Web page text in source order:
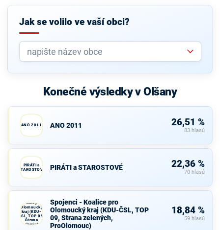
Jak se volilo ve vaší obci?
Konečné výsledky v Olšany
ANO 2011 ANO 2011 26,51 %
83 hlasů
PIRÁTI a
STAROSTOVÉ
PIRÁTI a STAROSTOVÉ 22,36 %
70 hlasů
Koalice pro
Olomoucký
kraj (KDU-
ČSL, TOP 09,
Strana
zelených,
Spojenci - Koalice pro
Olomoucký kraj (KDU-ČSL, TOP
09, Strana zelených,
ProOlomouc)
18,84 %
59 hlasů